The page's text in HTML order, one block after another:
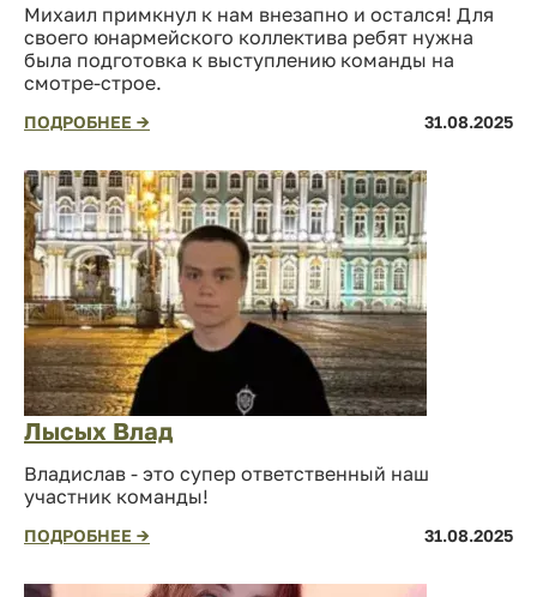
Михаил примкнул к нам внезапно и остался! Для
своего юнармейского коллектива ребят нужна
была подготовка к выступлению команды на
смотре-строе.
ПОДРОБНЕЕ → 31.08.2025
Лысых Влад
Владислав - это супер ответственный наш
участник команды!
ПОДРОБНЕЕ → 31.08.2025